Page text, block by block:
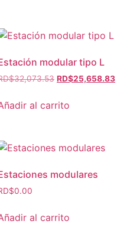
modular tipo L
32,073.53 RD$25,658.83
al carrito
modulares
0.00
al carrito